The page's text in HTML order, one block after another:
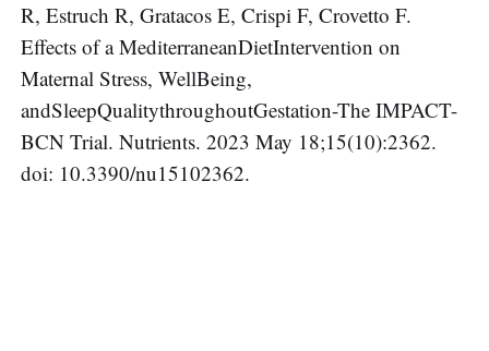
R, Estruch R, Gratacos E, Crispi F, Crovetto F.
Effects of a MediterraneanDietIntervention on
Maternal Stress, WellBeing,
andSleepQualitythroughoutGestation-The IMPACT-
BCN Trial. Nutrients. 2023 May 18;15(10):2362.
doi: 10.3390/nu15102362.